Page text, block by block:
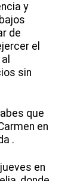
y
de
el
sin
que
en
.
en